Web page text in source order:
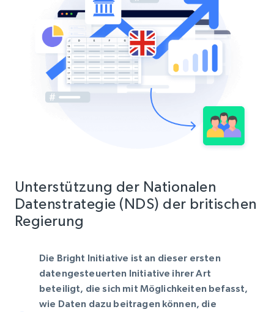
Unterstützung der Nationalen
Datenstrategie (NDS) der britischen
Regierung
Die Bright Initiative ist an dieser ersten
datengesteuerten Initiative ihrer Art
beteiligt, die sich mit Möglichkeiten befasst,
wie Daten dazu beitragen können, die